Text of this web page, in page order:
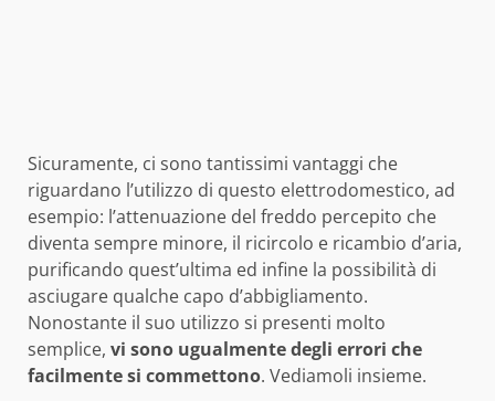
Sicuramente, ci sono tantissimi vantaggi che
riguardano l’utilizzo di questo elettrodomestico, ad
esempio: l’attenuazione del freddo percepito che
diventa sempre minore, il ricircolo e ricambio d’aria,
purificando quest’ultima ed infine la possibilità di
asciugare qualche capo d’abbigliamento.
Nonostante il suo utilizzo si presenti molto
semplice, vi sono ugualmente degli errori che
facilmente si commettono. Vediamoli insieme.